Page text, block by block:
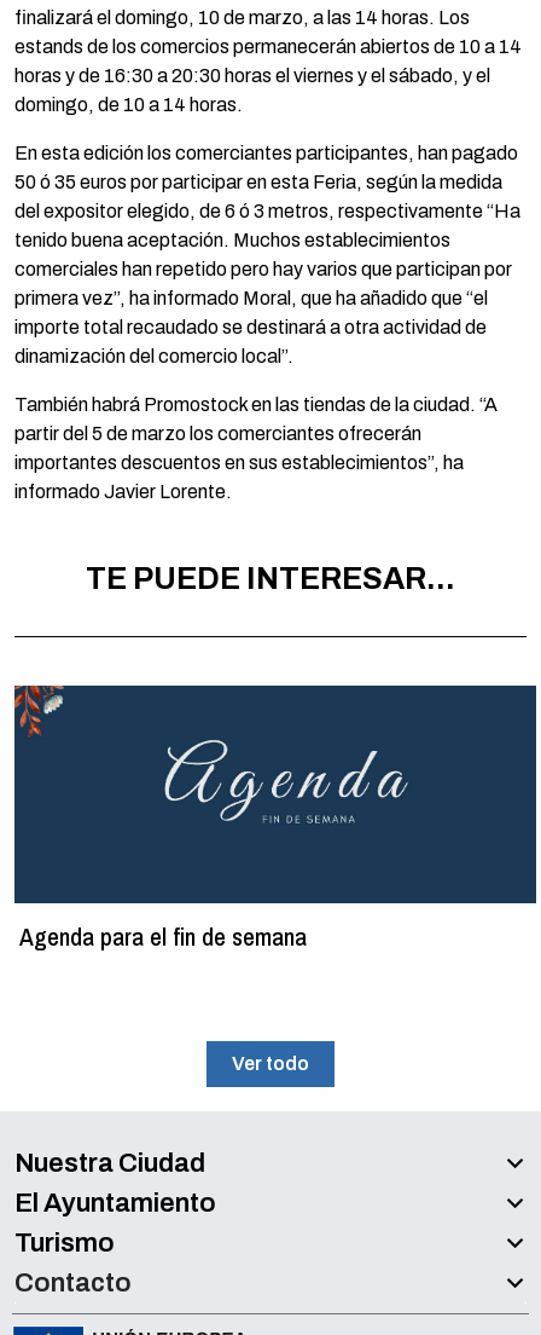
finalizará el domingo, 10 de marzo, a las 14 horas. Los
estands de los comercios permanecerán abiertos de 10 a 14
horas y de 16:30 a 20:30 horas el viernes y el sábado, y el
domingo, de 10 a 14 horas.
En esta edición los comerciantes participantes, han pagado
50 ó 35 euros por participar en esta Feria, según la medida
del expositor elegido, de 6 ó 3 metros, respectivamente “Ha
tenido buena aceptación. Muchos establecimientos
comerciales han repetido pero hay varios que participan por
primera vez”, ha informado Moral, que ha añadido que “el
importe total recaudado se destinará a otra actividad de
dinamización del comercio local”.
También habrá Promostock en las tiendas de la ciudad. “A
partir del 5 de marzo los comerciantes ofrecerán
importantes descuentos en sus establecimientos”, ha
informado Javier Lorente.
TE PUEDE INTERESAR...
Agenda para el fin de semana
Ver todo
Nuestra Ciudad
El Ayuntamiento
Turismo
Contacto